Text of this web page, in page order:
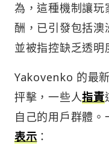
為，這種機制讓玩
酬，已引發包括澳
並被指控缺乏透明
Yakovenko 的最
抨擊，一些人指責
自己的用戶群體
表示 ：